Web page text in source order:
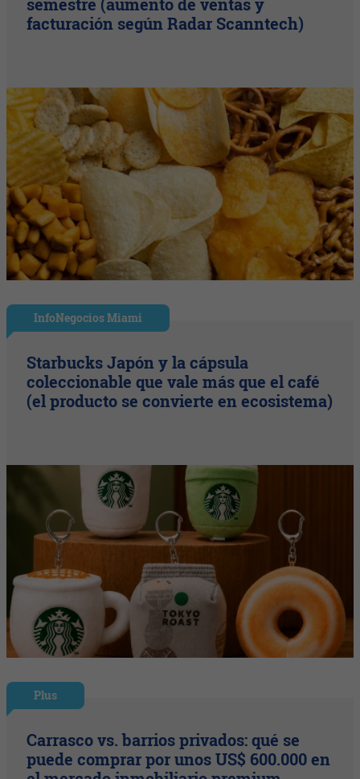
facturación según Radar Scanntech)
InfoNegocios Miami
Starbucks Japón y la cápsula
coleccionable que vale más que el café
(el producto se convierte en ecosistema)
Plus
Carrasco vs. barrios privados: qué se
puede comprar por unos US$ 600.000 en